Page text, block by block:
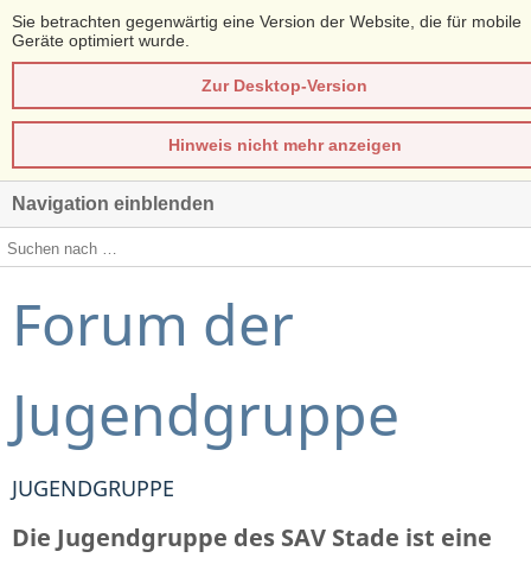
Sie betrachten gegenwärtig eine Version der Website, die für mobile
Geräte optimiert wurde.
Zur Desktop-Version
Hinweis nicht mehr anzeigen
Navigation einblenden
Forum der
Jugendgruppe
JUGENDGRUPPE
Die Jugendgruppe des SAV Stade ist eine